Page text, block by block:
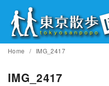
ンHome IMG_2417
IMG_2417